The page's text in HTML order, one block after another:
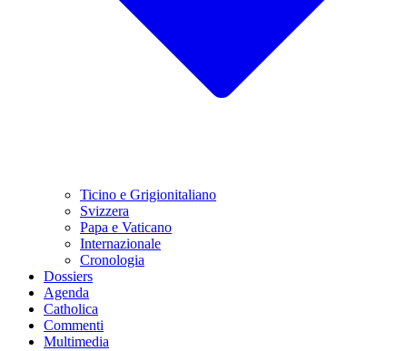
Ticino e Grigionitaliano
Svizzera
Papa e Vaticano
Internazionale
Cronologia
Dossiers
Agenda
Catholica
Commenti
Multimedia